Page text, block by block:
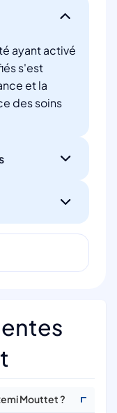
ayant activé
s'est
et la
des soins
Mouttet ?